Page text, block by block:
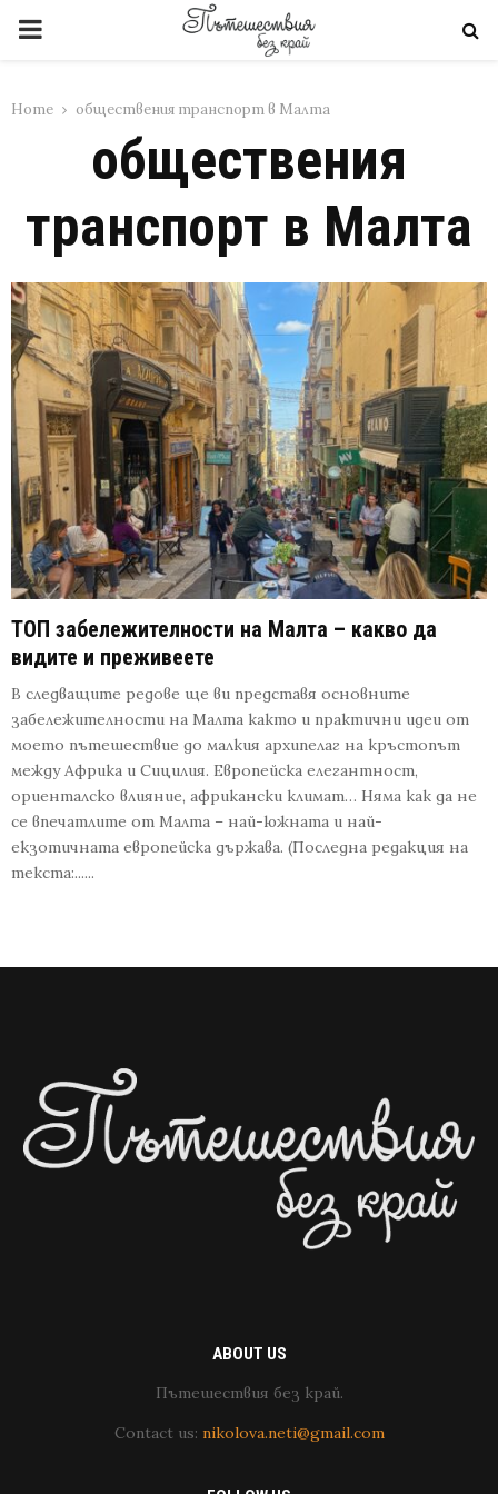
PRIMARY
Home обществения транспорт в Малта
обществения
транспорт в Малта
ТОП забележителности на Малта – какво да
видите и преживеете
В следващите редове ще ви представя основните
забележителности на Малта както и практични идеи от
моето пътешествие до малкия архипелаг на кръстопът
между Африка и Сицилия. Европейска елегантност,
ориенталско влияние, африкански климат… Няма как да не
се впечатлите от Малта – най-южната и най-
екзотичната европейска държава. (Последна редакция на
текста:......
ABOUT US
Пътешествия без край.
Contact us: nikolova.neti@gmail.com